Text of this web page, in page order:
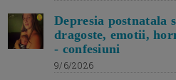
Depresia postnatala
dragoste, emotii,
- confesiuni
9/6/2026